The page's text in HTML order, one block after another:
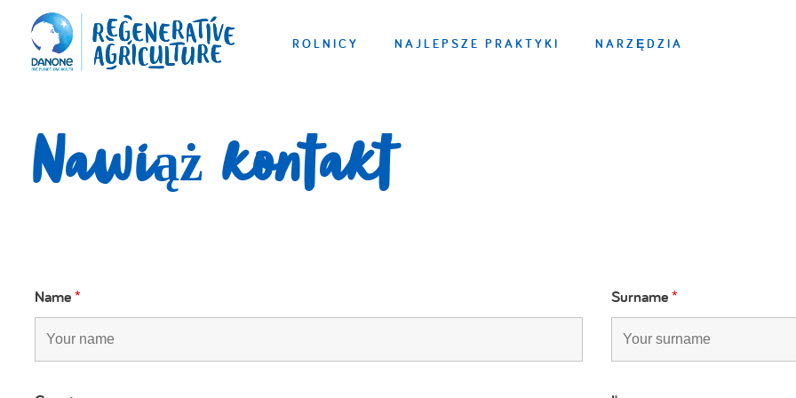
ROLNICY NAJLEPSZE PRAKTYKI NARZĘDZIA
Nawiąż kontakt
Name* Surname*